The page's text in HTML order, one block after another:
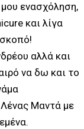
ενασχόληση,
και λίγα
αλλά και
να δω και το
Μαντά με